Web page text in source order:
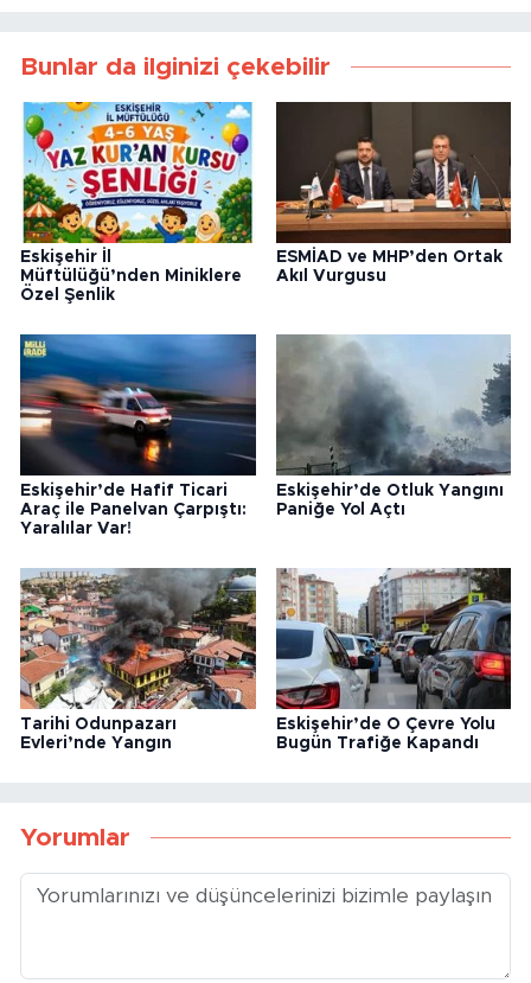
Bunlar da ilginizi çekebilir
Eskişehir İl
Müftülüğü’nden Miniklere
Özel Şenlik
ESMİAD ve MHP’den Ortak
Akıl Vurgusu
Eskişehir’de Hafif Ticari
Araç ile Panelvan Çarpıştı:
Yaralılar Var!
Eskişehir’de Otluk Yangını
Paniğe Yol Açtı
Tarihi Odunpazarı
Evleri’nde Yangın
Eskişehir’de O Çevre Yolu
Bugün Trafiğe Kapandı
Yorumlar